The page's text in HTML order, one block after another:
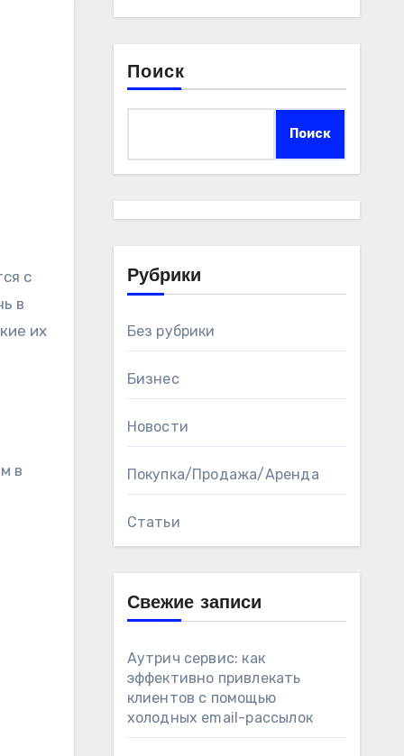
в
их
в
Поиск
Поиск
Рубрики
Без рубрики
Бизнес
Новости
Покупка/Продажа/Аренда
Статьи
Свежие записи
Аутрич сервис: как
эффективно привлекать
клиентов с помощью
холодных email-рассылок